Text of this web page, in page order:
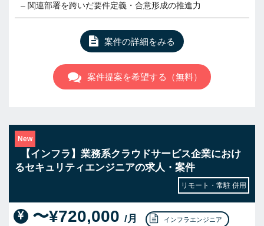
– 関連部署を跨いだ要件定義・合意形成の推進力
案件の詳細をみる
案件提案を希望する（無料）
New
【インフラ】業務系クラウドサービス企業におけ
るセキュリティエンジニアの求人・案件
リモート・常駐 併用
〜¥720,000 /月 インフラエンジニア